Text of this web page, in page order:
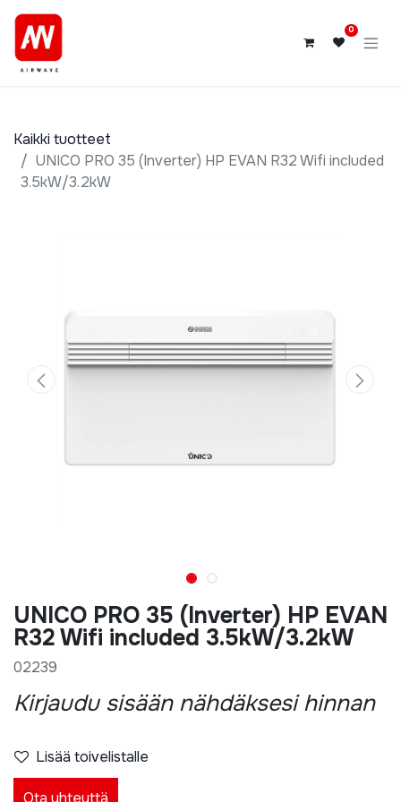
0
Kaikki tuotteet
UNICO PRO 35 (Inverter) HP EVAN R32 Wifi included
3.5kW/3.2kW
UNICO PRO 35 (Inverter) HP EVAN
R32 Wifi included 3.5kW/3.2kW
02239
Kirjaudu sisään nähdäksesi hinnan
Lisää toivelistalle
Ota yhteyttä